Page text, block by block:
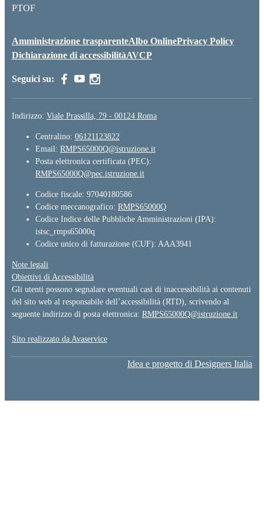
PTOF
Amministrazione trasparenteAlbo OnlinePrivacy Policy
Dichiarazione di accessibilitàAVCP
Seguici su:
Indirizzo: Viale Prassilla, 79 - 00124 Roma
Centralino: 06121123822
Email: RMPS65000Q@istruzione.it
Posta elettronica certificata (PEC):
RMPS65000Q@pec.istruzione.it
Codice fiscale: 97040180586
Codice meccanografico: RMPS65000Q
Codice Indice delle Pubbliche Amministrazioni (IPA):
istsc_rmps65000q
Codice unico di fatturazione (CUF): AAA3941
Note legali
Obiettivi di Accessibilità
Gli utenti possono segnalare eventuali casi di inaccessibilità ai contenuti
del sito web al responsabile dell’accessibilità (RTD), scrivendo al
seguente indirizzo di posta elettronica: RMPS65000Q@istruzione.it
Sito realizzato da Avaservice
Idea e progetto di Designers Italia